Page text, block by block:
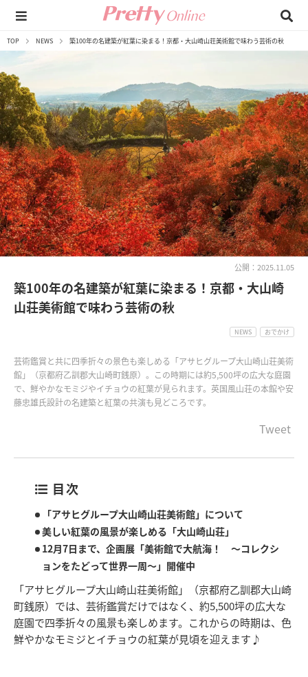
TOP NEWS 築100年の名建築が紅葉に染まる！京都・大山崎山荘美術館で味わう芸術の秋
公開：2025.11.05
築100年の名建築が紅葉に染まる！京都・大山崎
山荘美術館で味わう芸術の秋
NEWS おでかけ
芸術鑑賞と共に四季折々の景色も楽しめる「アサヒグループ大山崎山荘美術
館」（京都府乙訓郡大山崎町銭原）。この時期には約5,500坪の広大な庭園
で、鮮やかなモミジやイチョウの紅葉が見られます。英国風山荘の本館や安
藤忠雄氏設計の名建築と紅葉の共演も見どころです。
Tweet
目次
「アサヒグループ大山崎山荘美術館」について
美しい紅葉の風景が楽しめる「大山崎山荘」
12月7日まで、企画展「美術館で大航海！ ～コレクシ
ョンをたどって世界一周～」開催中
「アサヒグループ大山崎山荘美術館」（京都府乙訓郡大山崎
町銭原）では、芸術鑑賞だけではなく、約5,500坪の広大な
庭園で四季折々の風景も楽しめます。これからの時期は、色
鮮やかなモミジとイチョウの紅葉が見頃を迎えます♪